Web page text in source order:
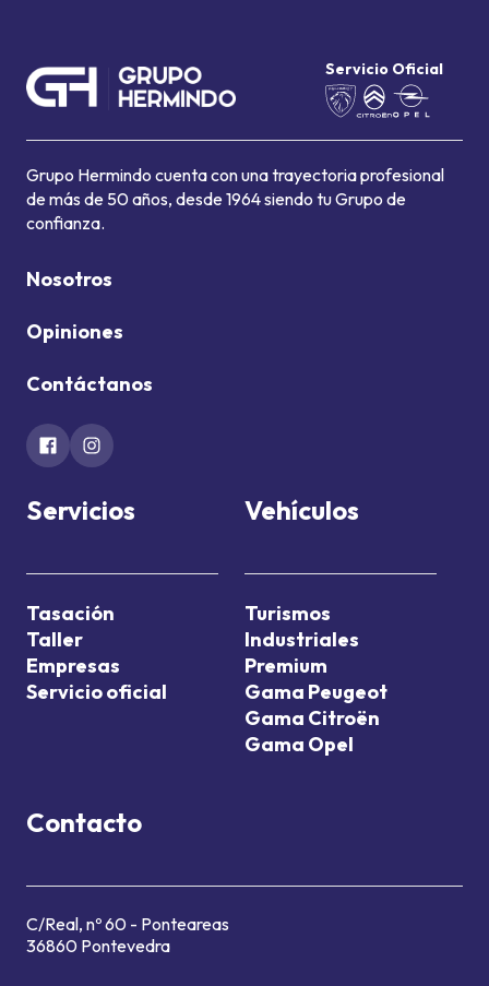
Servicio Oficial
Grupo Hermindo cuenta con una trayectoria profesional
de más de 50 años, desde 1964 siendo tu Grupo de
confianza.
Nosotros
Opiniones
Contáctanos
Servicios
Tasación
Taller
Empresas
Servicio oficial
Vehículos
Turismos
Industriales
Premium
Gama Peugeot
Gama Citroën
Gama Opel
Contacto
C/Real, nº 60 - Ponteareas
36860 Pontevedra